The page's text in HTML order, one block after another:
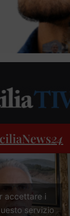
24
accettare i
servizio